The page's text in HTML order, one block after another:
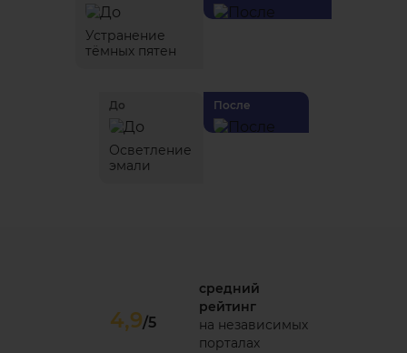
Устранение
тёмных пятен
До
Осветление
эмали
После
4,9/5
средний
рейтинг
на независимых
порталах